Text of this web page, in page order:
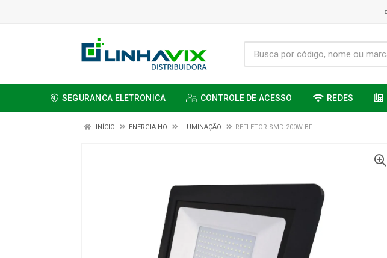
SEGURANCA ELETRONICA CONTROLE DE ACESSO REDES
INÍCIO ENERGIA HO ILUMINAÇÃO REFLETOR SMD 200W BF